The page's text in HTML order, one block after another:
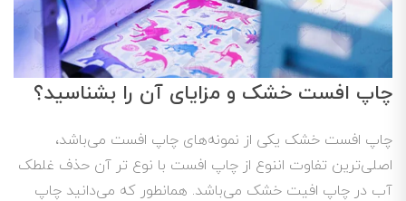
چاپ افست خشک و مزایای آن را بشناسید؟
چاپ افست خشک یکی از نمونه‌های چاپ افست می‌باشد،
اصلی‌ترین تفاوت اننوع از چاپ افست با نوع تر آن حذف غلطک
آب در چاپ افیت خشک می‌باشد. همانطور که می‌دانید چاپ